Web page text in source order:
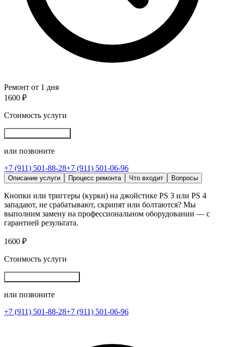
Ремонт от 1 дня
1600 ₽
Стоимость услуги
или позвоните
+7 (911) 501-88-28+7 (911) 501-06-96
Описание услуги Процесс ремонта Что входит Вопросы
Кнопки или триггеры (курки) на джойстике PS 3 или PS 4
западают, не срабатывают, скрипят или болтаются? Мы
выполним замену на профессиональном оборудовании — с
гарантией результата.
1600 ₽
Стоимость услуги
или позвоните
+7 (911) 501-88-28+7 (911) 501-06-96